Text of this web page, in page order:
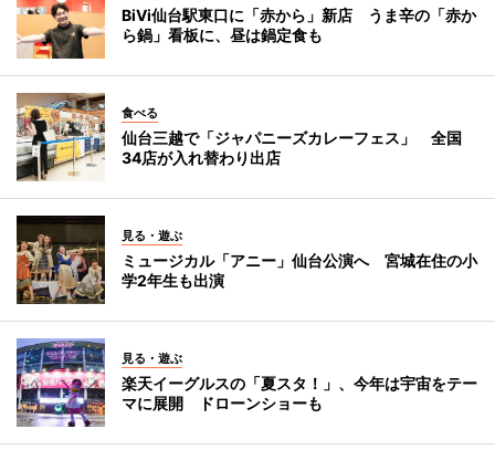
BiVi仙台駅東口に「赤から」新店 うま辛の「赤か
ら鍋」看板に、昼は鍋定食も
食べる
仙台三越で「ジャパニーズカレーフェス」 全国
34店が入れ替わり出店
見る・遊ぶ
ミュージカル「アニー」仙台公演へ 宮城在住の小
学2年生も出演
見る・遊ぶ
楽天イーグルスの「夏スタ！」、今年は宇宙をテー
マに展開 ドローンショーも